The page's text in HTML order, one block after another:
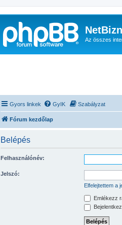
Az összes
Gyors linkek GyIK Szabályzat
Fórum kezdőlap
Belépés
Felhasználónév:
Jelszó:
Elfelejtettem a
Emlékezz